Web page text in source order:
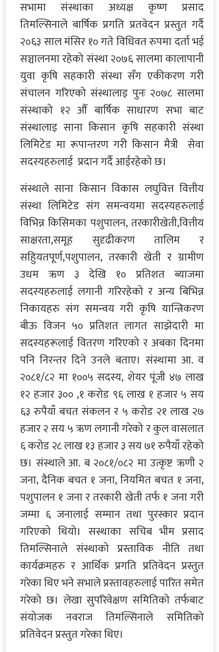
सभामा संस्थाका अध्यक्ष कृष्ण प्रसाद
तिमल्सिनाले बार्षिक प्रगति प्रतवेदन प्रस्तुत गर्दै
२०६३ साल मंसिर १० गते विधिवत रुपमा दर्ता भई
सञ्चालनमा रहेको संस्था २०७६ सालमा कालापानी
युवा कृषि सहकारी संस्था सँग एकीकरण गरी
संचालन गरिएको संस्थालाइ पुनः २०७८ सालमा
संस्थाको १२ औँ बार्षिक साधारण सभा बाट
संस्थालाइ साना किसान कृषि सहकारी संस्था
लिमिटेड मा रूपान्तरण गरी किसान मैत्री सेवा
सदस्यहरुलाई प्रदान गर्दै आईरहेको छ।
संस्थाले साना किसान विकास लघुवित्त वित्तीय
संस्था लिमिटेड संग समन्वयमा सदस्यहरुलाई
विभिन्न किसिमका पशुपालन, तरकारीखेती,वित्तीय
साक्षरता,समूह सुदृढीकरण तालिम र
सहुियतपूर्ण,पशुपालन, तरकारी खेती र ग्रामीण
उधम ऋण ३ देखि १० प्रतिशत ब्याजमा
सदस्यहरुलाई लगानी गरिरहेको र अन्य बिभिन्न
निकायहरु संग समन्वय गरी कृषि यान्त्रिकरण
बीऊ विजन ५० प्रतिशत लागत साझेदारी मा
सदस्यहरूलाई वितरण गरिएको र अबका दिनमा
पनि निरन्तर दिने उनले बताए। संस्थामा आ. व
२०८१/८२ मा १००५ सदस्य, शेयर पूंजी ४७ लाख
१२ हजार ३०० ,१ करोड ९६ लाख १ हजार ५ सय
६३ रुपैयाँ बचत संकलन र ५ करोड २१ लाख २७
हजार २ सय ५ ऋण लगानी गरेको र कुल वासलात
६ करोड २८ लाख १३ हजार ३ सय ७१ रुपैयाँ रहेको
छ। संस्थाले आ. ब २०८१/०८२ मा उत्कृष्ट ऋणी २
जना, दैनिक बचत १ जना, नियमित बचत १ जना,
पशुपालन १ जना र तरकारी खेती तर्फ १ जना गरी
जम्मा ६ जनालाई सम्मान तथा पुरस्कार प्रदान
गरिएको थियो। सस्थाका सचिब भीम प्रसाद
तिमल्सिनाले संस्थाको प्रस्ताविक नीति तथा
कार्यक्रमहरु र आर्थिक प्रगति प्रतिवेदन प्रस्तुत
गरेका थिए भने सभाले प्रस्तावहरुलाई पारित समेत
गरेको छ। लेखा सुपरिवेक्षण समितिको तर्फबाट
संयोजक नवराज तिमल्सिनाले समितिको
प्रतिवेदन प्रस्तुत गरेका थिए।